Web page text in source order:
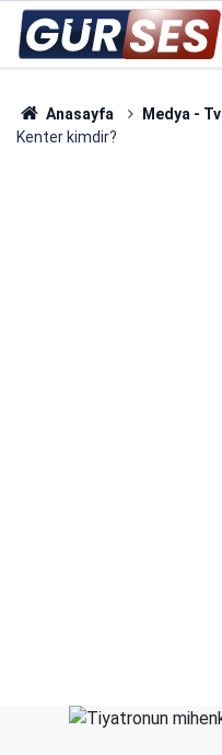
Anasayfa Medya - Tv
Kenter kimdir?